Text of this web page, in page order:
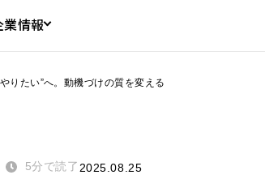
業情報
りたい”へ。動機づけの質を変える
5分で読了 2025.08.25